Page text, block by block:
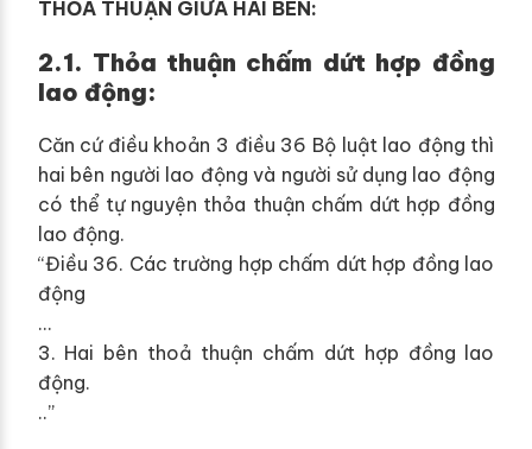
THỎA THUẬN GIỮA HAI BÊN:
2.1. Thỏa thuận chấm dứt hợp đồng
lao động:
Căn cứ điều khoản 3 điều 36 Bộ luật lao động thì
hai bên người lao động và người sử dụng lao động
có thể tự nguyện thỏa thuận chấm dứt hợp đồng
lao động.
“Điều 36. Các trường hợp chấm dứt hợp đồng lao
động
…
3. Hai bên thoả thuận chấm dứt hợp đồng lao
động.
..”